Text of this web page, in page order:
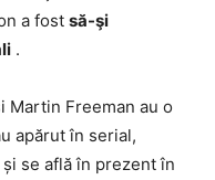
a fost să-şi
.
Martin Freeman au o
apărut în serial,
se află în prezent în